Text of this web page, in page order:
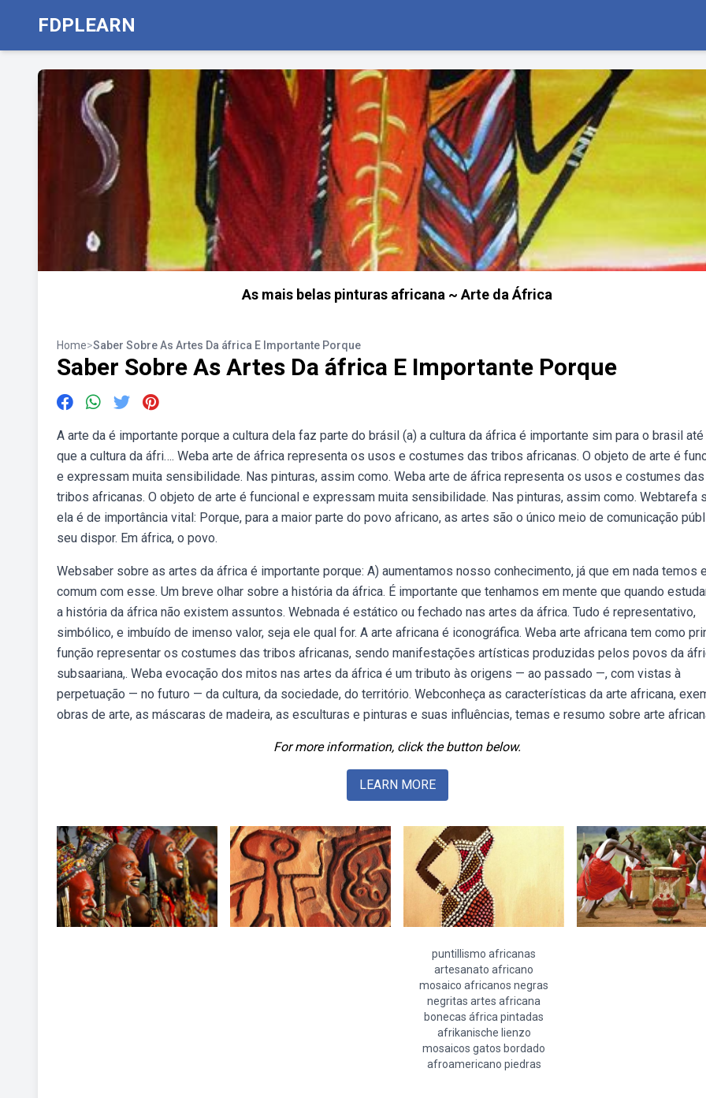
FDPLEARN
As mais belas pinturas africana ~ Arte da África
Home>Saber Sobre As Artes Da áfrica E Importante Porque
Saber Sobre As Artes Da áfrica E Importante Porque
A arte da é importante porque a cultura dela faz parte do brásil (a) a cultura da áfrica é importante sim para o brasil
que a cultura da áfri…. Weba arte de áfrica representa os usos e costumes das tribos africanas. O objeto de arte é
e expressam muita sensibilidade. Nas pinturas, assim como. Weba arte de áfrica representa os usos e costumes das
tribos africanas. O objeto de arte é funcional e expressam muita sensibilidade. Nas pinturas, assim como. Webtarefa
ela é de importância vital: Porque, para a maior parte do povo africano, as artes são o único meio de comunicação
seu dispor. Em áfrica, o povo.
Websaber sobre as artes da áfrica é importante porque: A) aumentamos nosso conhecimento, já que em nada temos
comum com esse. Um breve olhar sobre a história da áfrica. É importante que tenhamos em mente que quando
a história da áfrica não existem assuntos. Webnada é estático ou fechado nas artes da áfrica. Tudo é representativo,
simbólico, e imbuído de imenso valor, seja ele qual for. A arte africana é iconográfica. Weba arte africana tem como
função representar os costumes das tribos africanas, sendo manifestações artísticas produzidas pelos povos da
subsaariana,. Weba evocação dos mitos nas artes da áfrica é um tributo às origens — ao passado —, com vistas à
perpetuação — no futuro — da cultura, da sociedade, do território. Webconheça as características da arte africana,
obras de arte, as máscaras de madeira, as esculturas e pinturas e suas influências, temas e resumo sobre arte
For more information, click the button below.
LEARN MORE
puntillismo africanas
artesanato africano
mosaico africanos negras
negritas artes africana
bonecas áfrica pintadas
afrikanische lienzo
mosaicos gatos bordado
afroamericano piedras